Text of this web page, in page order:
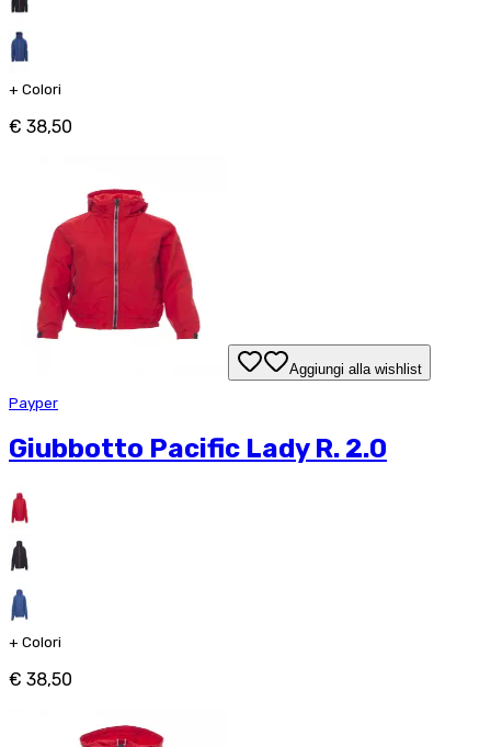
+ Colori
€ 38,50
Aggiungi alla wishlist
Payper
Giubbotto Pacific Lady R. 2.0
+ Colori
€ 38,50